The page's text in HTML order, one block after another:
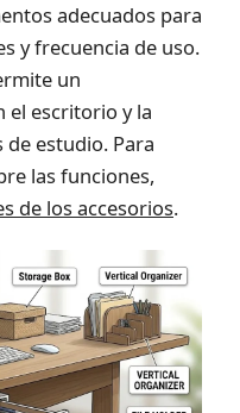
adecuados para
y frecuencia de uso.
un
el escritorio y la
estudio. Para
las funciones,
de los accesorios.